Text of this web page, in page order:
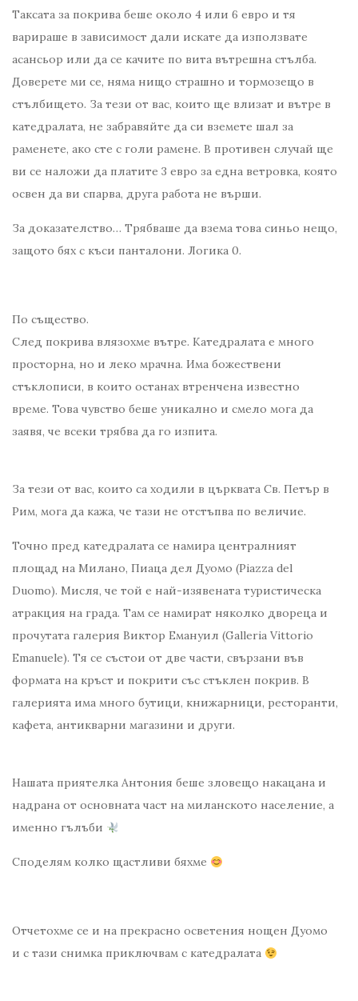
Таксата за покрива беше около 4 или 6 евро и тя
варираше в зависимост дали искате да използвате
асансьор или да се качите по вита вътрешна стълба.
Доверете ми се, няма нищо страшно и тормозещо в
стълбището. За тези от вас, които ще влизат и вътре в
катедралата, не забравяйте да си вземете шал за
раменете, ако сте с голи рамене. В противен случай ще
ви се наложи да платите 3 евро за една ветровка, която
освен да ви спарва, друга работа не върши.
За доказателство… Трябваше да взема това синьо нещо,
защото бях с къси панталони. Логика 0.
По същество.
​След покрива влязохме вътре. Катедралата е много
просторна, но и леко мрачна. Има божествени
стъклописи, в които останах втренчена известно
време. Това чувство беше уникално и смело мога да
заявя, че всеки трябва да го изпита.
За тези от вас, които са ходили в църквата Св. Петър в
Рим, мога да кажа, че тази не отстъпва по величие.
Точно пред катедралата се намира централният
площад на Милано, Пиаца дел Дуомо (Piazza del
Duomo). Мисля, че той е най-изявената туристическа
атракция на града. Там се намират няколко двореца и
прочутата галерия Виктор Емануил (Galleria Vittorio
Emanuele). Тя се състои от две части, свързани във
формата на кръст и покрити със стъклен покрив. В
галерията има много бутици, книжарници, ресторанти,
кафета, антикварни магазини и други.
Нашата приятелка Антония беше зловещо накацана и
надрана от основната част на миланското население, а
именно гълъби
​Споделям колко щастливи бяхме
Отчетохме се и на прекрасно осветения нощен Дуомо
и с тази снимка приключвам с катедралата ​